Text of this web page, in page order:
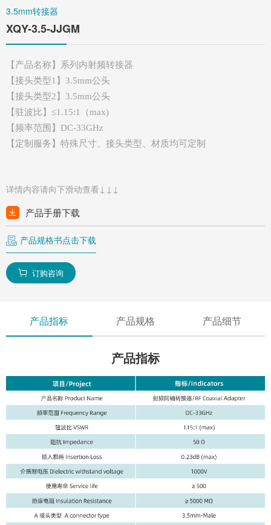
3.5mm转接器
XQY-3.5-JJGM
【产品名称】系列内射频转接器
【接头类型1】3.5mm公头
【接头类型2】3.5mm公头
【驻波比】 ≤1.15:1 （max)
【频率范围】 DC-33GHz
【定制服务】特殊尺寸、接头类型、材质均可定制
详情内容请向下滑动查看↓↓↓
产品手册下载
产品规格书点击下载
 订购咨询
产品指标 产品规格 产品细节
产品指标